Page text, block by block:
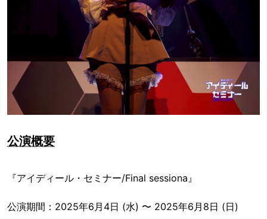
公演概要
『アイディール・セミナー/Final sessiona』
公演期間：2025年6月4日 (水) 〜 2025年6月8日 (日)